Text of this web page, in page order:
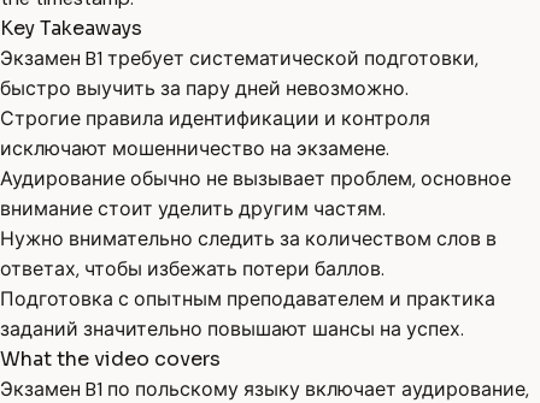
Key Takeaways
Экзамен B1 требует систематической подготовки,
быстро выучить за пару дней невозможно.
Строгие правила идентификации и контроля
исключают мошенничество на экзамене.
Аудирование обычно не вызывает проблем, основное
внимание стоит уделить другим частям.
Нужно внимательно следить за количеством слов в
ответах, чтобы избежать потери баллов.
Подготовка с опытным преподавателем и практика
заданий значительно повышают шансы на успех.
What the video covers
Экзамен B1 по польскому языку включает аудирование,